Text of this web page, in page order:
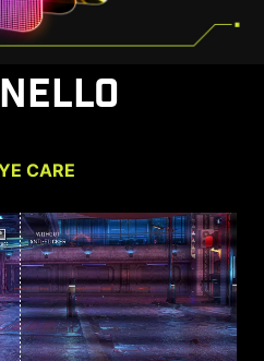
CARE